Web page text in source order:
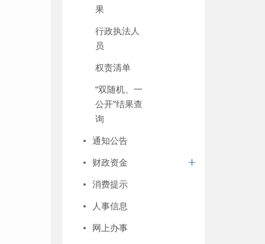
果
行政执法人
员
权责清单
“双随机、一
公开”结果查
询
通知公告
财政资金
消费提示
人事信息
网上办事